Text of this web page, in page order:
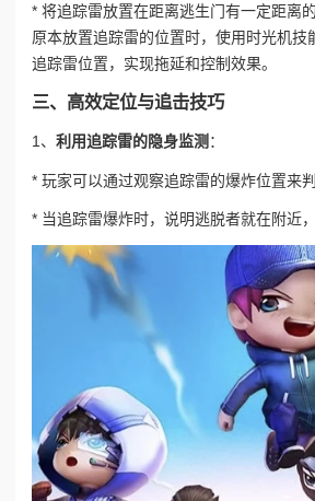
* 将追踪雷放置在距离逃生门有一定距离
原本放置追踪雷的位置时，使用时光机技
追踪雷位置，实现拖延和控制效果。
三、高效定位与追击技巧
1、 利用追踪雷的隐身监测 ：
* 玩家可以通过观察追踪雷的爆炸位置来
* 当追踪雷爆炸时，说明逃脱者就在附近